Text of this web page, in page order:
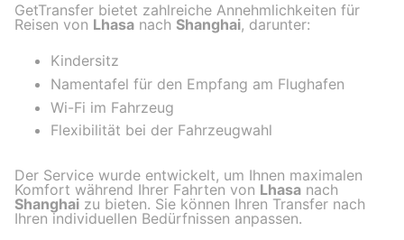
GetTransfer bietet zahlreiche Annehmlichkeiten für
Reisen von Lhasa nach Shanghai, darunter:
Kindersitz
Namentafel für den Empfang am Flughafen
Wi-Fi im Fahrzeug
Flexibilität bei der Fahrzeugwahl
Der Service wurde entwickelt, um Ihnen maximalen
Komfort während Ihrer Fahrten von Lhasa nach
Shanghai zu bieten. Sie können Ihren Transfer nach
Ihren individuellen Bedürfnissen anpassen.